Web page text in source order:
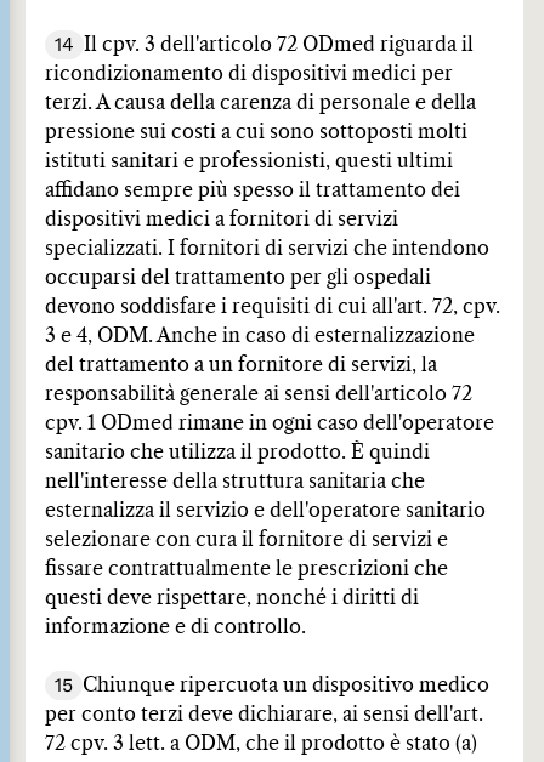
14
Il cpv. 3 dell'articolo 72 ODmed riguarda il
ricondizionamento di dispositivi medici per
terzi. A causa della carenza di personale e della
pressione sui costi a cui sono sottoposti molti
istituti sanitari e professionisti, questi ultimi
affidano sempre più spesso il trattamento dei
dispositivi medici a fornitori di servizi
specializzati. I fornitori di servizi che intendono
occuparsi del trattamento per gli ospedali
devono soddisfare i requisiti di cui all'art. 72, cpv.
3 e 4, ODM. Anche in caso di esternalizzazione
del trattamento a un fornitore di servizi, la
responsabilità generale ai sensi dell'articolo 72
cpv. 1 ODmed rimane in ogni caso dell'operatore
sanitario che utilizza il prodotto. È quindi
nell'interesse della struttura sanitaria che
esternalizza il servizio e dell'operatore sanitario
selezionare con cura il fornitore di servizi e
fissare contrattualmente le prescrizioni che
questi deve rispettare, nonché i diritti di
informazione e di controllo.
15 Chiunque ripercuota un dispositivo medico
per conto terzi deve dichiarare, ai sensi dell'art.
72 cpv. 3 lett. a ODM, che il prodotto è stato (a)